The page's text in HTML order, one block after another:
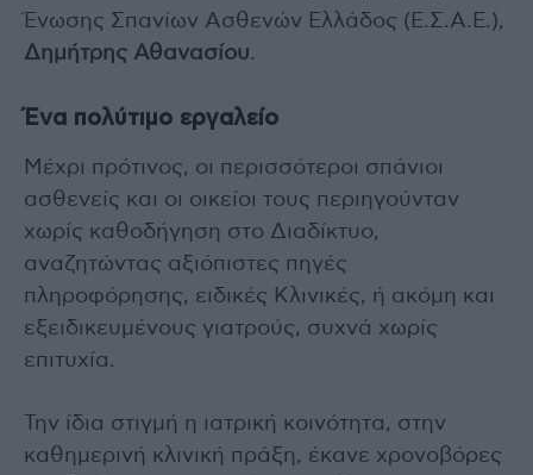
Ένωσης Σπανίων Ασθενών Ελλάδος (Ε.Σ.Α.Ε.),
Δημήτρης Αθανασίου.
Ένα πολύτιμο εργαλείο
Μέχρι πρότινος, οι περισσότεροι σπάνιοι
ασθενείς και οι οικείοι τους περιηγούνταν
χωρίς καθοδήγηση στο Διαδίκτυο,
αναζητώντας αξιόπιστες πηγές
πληροφόρησης, ειδικές Κλινικές, ή ακόμη και
εξειδικευμένους γιατρούς, συχνά χωρίς
επιτυχία.
Την ίδια στιγμή η ιατρική κοινότητα, στην
καθημερινή κλινική πράξη, έκανε χρονοβόρες